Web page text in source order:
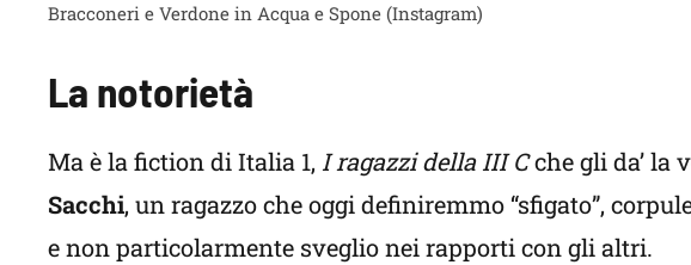
Bracconeri e Verdone in Acqua e Spone (Instagram)
La notorietà
Ma è la fiction di Italia 1, I ragazzi della III Cche gli da’ la
Sacchi, un ragazzo che oggi definiremmo “sfigato”,
e non particolarmente sveglio nei rapporti con gli altri.